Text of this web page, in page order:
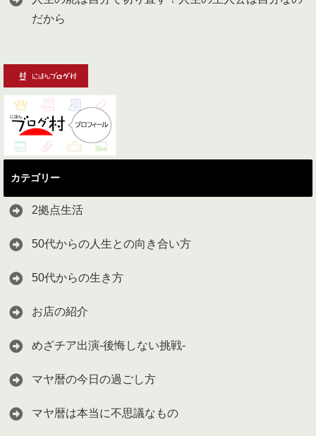
だから
カテゴリー
2拠点生活
50代からの人生との向き合い方
50代からの生き方
お店の紹介
めざチア出演-後悔しない挑戦-
マヤ暦の今日の過ごし方
マヤ暦は本当に不思議なもの